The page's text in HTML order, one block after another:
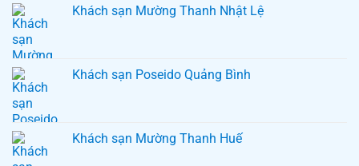
Khách sạn Mường Thanh Nhật Lệ
Khách sạn Poseido Quảng Bình
Khách sạn Mường Thanh Huế